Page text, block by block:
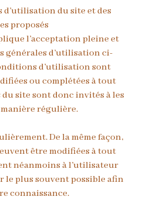
du site et des
proposés
l’acceptation pleine et
générales d’utilisation ci-
d’utilisation sont
ou complétées à tout
site sont donc invités à les
régulière.
De la même façon,
être modifiées à tout
néanmoins à l’utilisateur
le plus souvent possible afin
connaissance.